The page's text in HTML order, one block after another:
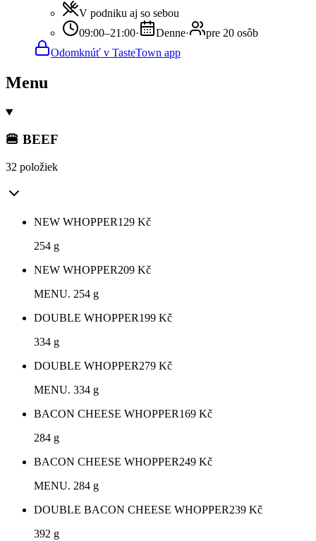
V podniku aj so sebou
09:00–21:00· Denne·
pre 20 osôb
Odomknúť v TasteTown app
Menu
🍔 BEEF
32 položiek
NEW WHOPPER129 Kč
254 g
NEW WHOPPER209 Kč
MENU. 254 g
DOUBLE WHOPPER199 Kč
334 g
DOUBLE WHOPPER279 Kč
MENU. 334 g
BACON CHEESE WHOPPER169 Kč
284 g
BACON CHEESE WHOPPER249 Kč
MENU. 284 g
DOUBLE BACON CHEESE WHOPPER239 Kč
392 g